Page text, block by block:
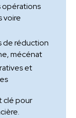
opérations
voire
de réduction
mécénat
et
clé pour